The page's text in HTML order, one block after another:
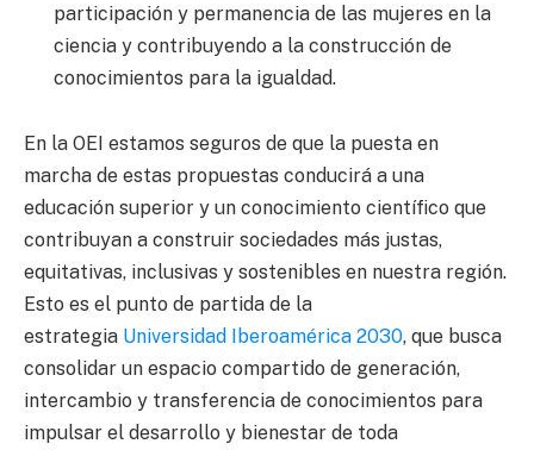
participación y permanencia de las mujeres en la
ciencia y contribuyendo a la construcción de
conocimientos para la igualdad.
En la OEI estamos seguros de que la puesta en
marcha de estas propuestas conducirá a una
educación superior y un conocimiento científico que
contribuyan a construir sociedades más justas,
equitativas, inclusivas y sostenibles en nuestra región.
Esto es el punto de partida de la
estrategia Universidad Iberoamérica 2030, que busca
consolidar un espacio compartido de generación,
intercambio y transferencia de conocimientos para
impulsar el desarrollo y bienestar de toda